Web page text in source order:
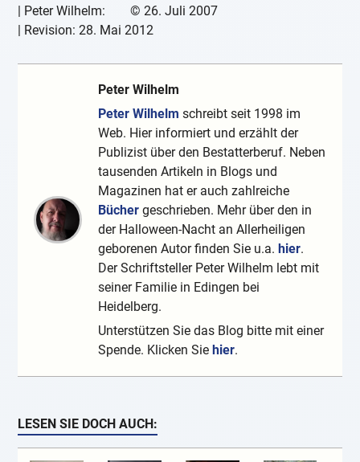
Peter Wilhelm: © 26. Juli 2007
| Revision:28. Mai 2012
Peter Wilhelm
Peter Wilhelm schreibt seit 1998 im
Web. Hier informiert und erzählt der
Publizist über den Bestatterberuf. Neben
tausenden Artikeln in Blogs und
Magazinen hat er auch zahlreiche
Bücher geschrieben. Mehr über den in
der Halloween-Nacht an Allerheiligen
geborenen Autor finden Sie u.a. hier.
Der Schriftsteller Peter Wilhelm lebt mit
seiner Familie in Edingen bei
Heidelberg.
Unterstützen Sie das Blog bitte mit einer
Spende. Klicken Sie hier.
LESEN SIE DOCH AUCH: